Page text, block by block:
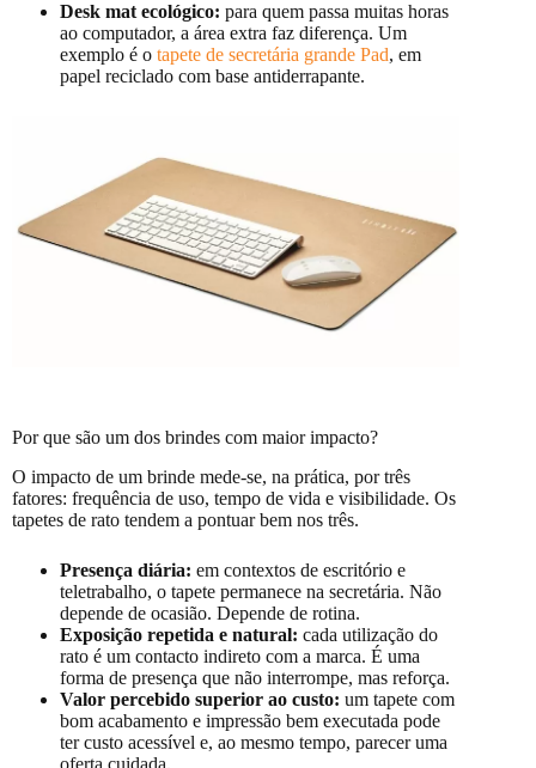
Desk mat ecológico: para quem passa muitas horas
ao computador, a área extra faz diferença. Um
exemplo é o tapete de secretária grande Pad, em
papel reciclado com base antiderrapante.
Por que são um dos brindes com maior impacto?
O impacto de um brinde mede-se, na prática, por três
fatores: frequência de uso, tempo de vida e visibilidade. Os
tapetes de rato tendem a pontuar bem nos três.
Presença diária: em contextos de escritório e
teletrabalho, o tapete permanece na secretária. Não
depende de ocasião. Depende de rotina.
Exposição repetida e natural: cada utilização do
rato é um contacto indireto com a marca. É uma
forma de presença que não interrompe, mas reforça.
Valor percebido superior ao custo: um tapete com
bom acabamento e impressão bem executada pode
ter custo acessível e, ao mesmo tempo, parecer uma